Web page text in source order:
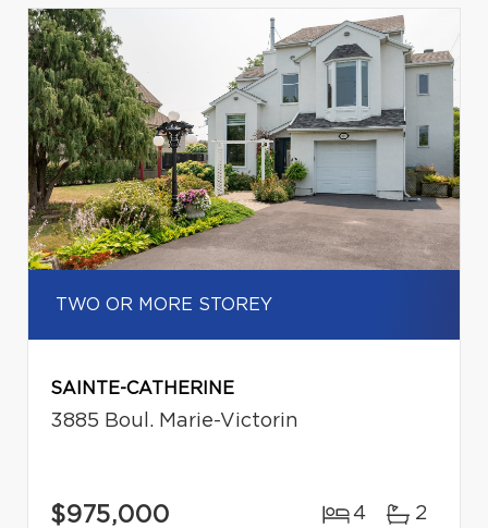
TWO OR MORE STOREY
SAINTE-CATHERINE
3885 Boul. Marie-Victorin
$975,000 4 2